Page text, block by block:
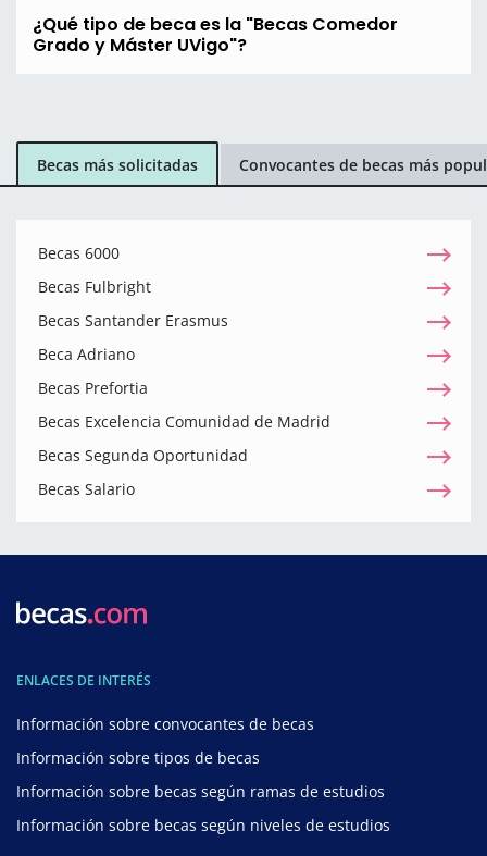
¿Qué tipo de beca es la "Becas Comedor
Grado y Máster UVigo"?
Becas más solicitadas Convocantes de becas más
Becas 6000
Becas Fulbright
Becas Santander Erasmus
Beca Adriano
Becas Prefortia
Becas Excelencia Comunidad de Madrid
Becas Segunda Oportunidad
Becas Salario
ENLACES DE INTERÉS
Información sobre convocantes de becas
Información sobre tipos de becas
Información sobre becas según ramas de estudios
Información sobre becas según niveles de estudios